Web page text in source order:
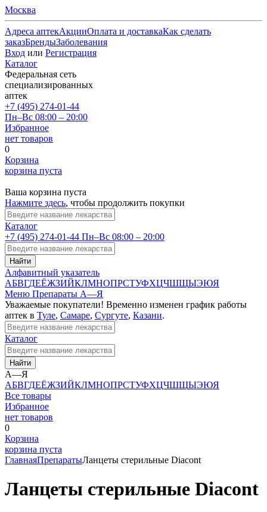
Москва
Адреса аптекАкцииОплата и доставкаКак сделать
заказБрендыЗаболевания
Вход или Регистрация
Каталог
Федеральная сеть
специализированных
аптек
+7 (495) 274-01-44
Пн–Вс 08:00 – 20:00
Избранное
нет товаров
0
Корзина
корзина пуста
Ваша корзина пуста
Нажмите здесь, чтобы продолжить покупки
Каталог
+7 (495) 274-01-44 Пн–Вс 08:00 – 20:00
Найти
Алфавитный указатель
АБВГДЕЁЖЗИЙКЛМНОПРСТУФХЦЧШЩЫЭЮЯ
Меню Препараты А—Я
Уважаемые покупатели! Временно изменен график работы
аптек в Туле, Самаре, Сургуте, Казани.
Каталог
Найти
А—Я
АБВГДЕЁЖЗИЙКЛМНОПРСТУФХЦЧШЩЫЭЮЯ
Все товары
Избранное
нет товаров
0
Корзина
корзина пуста
ГлавнаяПрепаратыЛанцеты стерильные Diacont
Ланцеты стерильные Diacont